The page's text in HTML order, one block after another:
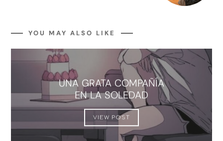
YOU MAY ALSO LIKE
UNA GRATA COMPAÑÍA
EN LA SOLEDAD
VIEW POST